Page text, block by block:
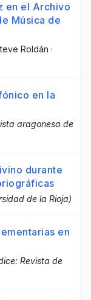
en el Archivo
Música de
Roldán ·
en la
aragonesa de
durante
de la Rioja)
en
Revista de